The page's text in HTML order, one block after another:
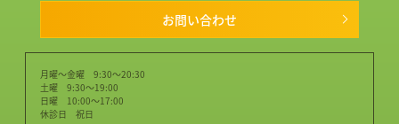
お問い合わせ
月曜～金曜 9:30～20:30
土曜 9:30～19:00
日曜 10:00～17:00
休診日 祝日